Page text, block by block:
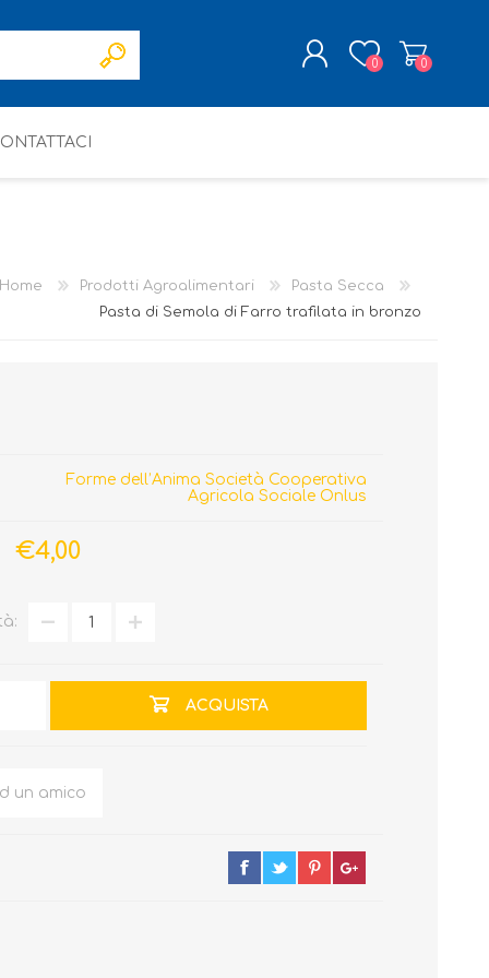
0 0
Home Prodotti Agroalimentari
Pasta Secca
Pasta di Semola di Farro trafilata in bronzo
Forme dell’Anima Società Cooperativa
Agricola Sociale Onlus
€4,00
ACQUISTA